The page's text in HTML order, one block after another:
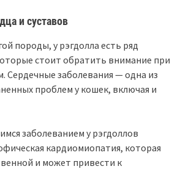
и суставов
породы, у рэгдолла есть ряд
стоит обратить внимание при
Сердечные заболевания — одна из
проблем у кошек, включая и
заболеванием у рэгдоллов
кардиомиопатия, которая
и может привести к